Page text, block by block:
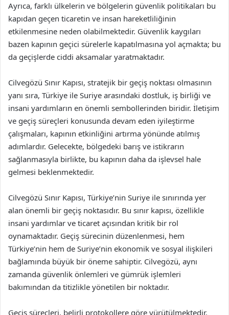
Ayrıca, farklı ülkelerin ve bölgelerin güvenlik politikaları bu
kapıdan geçen ticaretin ve insan hareketliliğinin
etkilenmesine neden olabilmektedir. Güvenlik kaygıları
bazen kapının geçici sürelerle kapatılmasına yol açmakta; bu
da geçişlerde ciddi aksamalar yaratmaktadır.
Cilvegözü Sınır Kapısı, stratejik bir geçiş noktası olmasının
yanı sıra, Türkiye ile Suriye arasındaki dostluk, iş birliği ve
insani yardımların en önemli sembollerinden biridir. İletişim
ve geçiş süreçleri konusunda devam eden iyileştirme
çalışmaları, kapının etkinliğini artırma yönünde atılmış
adımlardır. Gelecekte, bölgedeki barış ve istikrarın
sağlanmasıyla birlikte, bu kapının daha da işlevsel hale
gelmesi beklenmektedir.
Cilvegözü Sınır Kapısı, Türkiye’nin Suriye ile sınırında yer
alan önemli bir geçiş noktasıdır. Bu sınır kapısı, özellikle
insani yardımlar ve ticaret açısından kritik bir rol
oynamaktadır. Geçiş sürecinin düzenlenmesi, hem
Türkiye’nin hem de Suriye’nin ekonomik ve sosyal ilişkileri
bağlamında büyük bir öneme sahiptir. Cilvegözü, aynı
zamanda güvenlik önlemleri ve gümrük işlemleri
bakımından da titizlikle yönetilen bir noktadır.
Geçiş süreçleri, belirli protokollere göre yürütülmektedir.